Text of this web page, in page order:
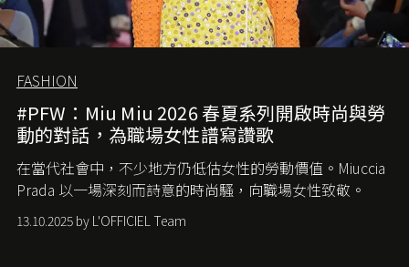
FASHION
#PFW：Miu Miu 2026 春夏系列開啟時尚與勞
動的對話，為職場女性譜寫讚歌
在當代社會中，不少地方仍低估女性的勞動價值。 Miuccia
Prada 以一場深刻而詩意的時尚騷，向職場女性致敬。
13.10.2025 by L'OFFICIEL Team